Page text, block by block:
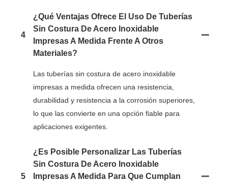
4
¿Qué Ventajas Ofrece El Uso De Tuberías
Sin Costura De Acero Inoxidable
Impresas A Medida Frente A Otros
Materiales?
Las tuberías sin costura de acero inoxidable
impresas a medida ofrecen una resistencia,
durabilidad y resistencia a la corrosión superiores,
lo que las convierte en una opción fiable para
aplicaciones exigentes.
5
¿Es Posible Personalizar Las Tuberías
Sin Costura De Acero Inoxidable
Impresas A Medida Para Que Cumplan